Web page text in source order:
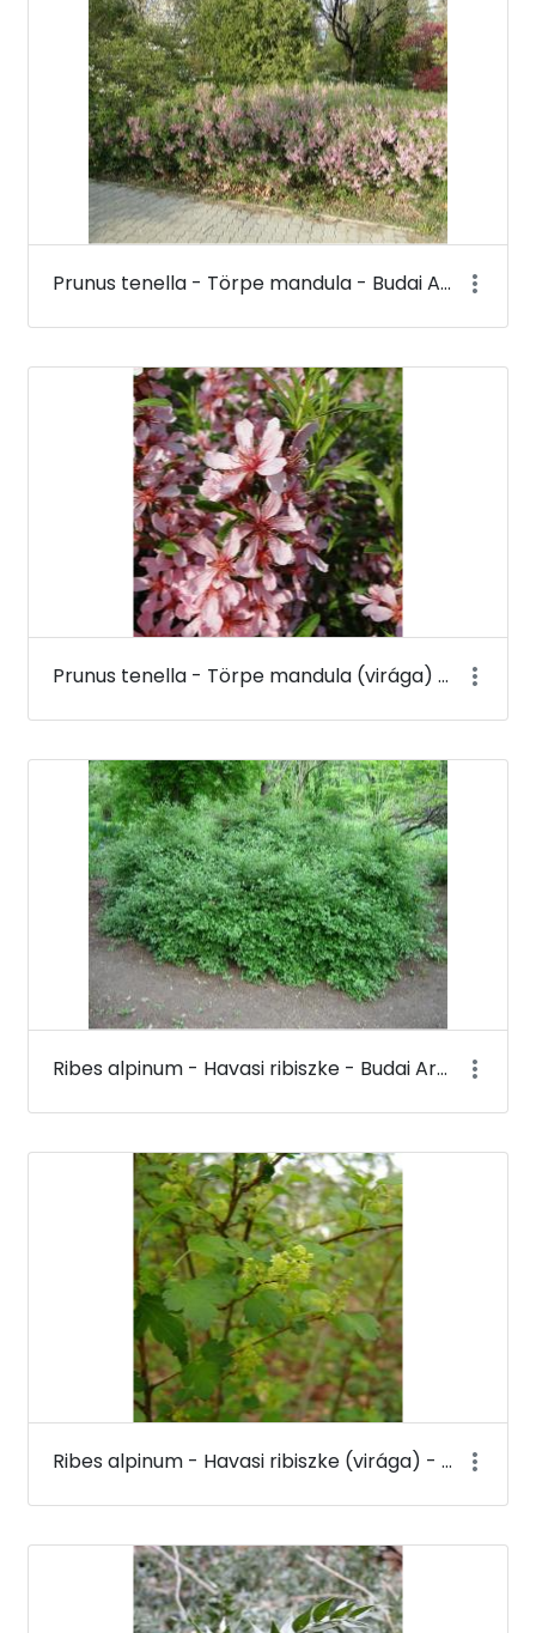
Prunus tenella - Törpe mandula - Budai Arborétum
Prunus tenella - Törpe mandula (virága) - Budai Arborétum
Ribes alpinum - Havasi ribiszke - Budai Arborétum
Ribes alpinum - Havasi ribiszke (virága) - Budai Arborétum